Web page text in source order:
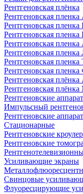
Рентгеновская плёнка
Рентгеновская пленка
Рентгеновская
Рентгеновская
Рентгеновская
Рентгеновская пленка
Рентгеновская
Рентгеновская
Рентгеновская
Рентгеновская
Рентгеновские
Импульсный
Рентгеновские
Стационарные
Рентгеновские
Рентгеновские
Усиливающие экраны
Свинцовые
Флуоресцирующие